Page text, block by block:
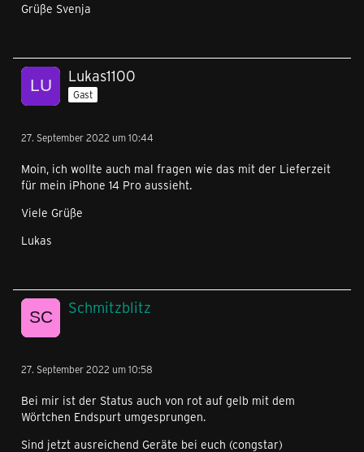
Grüße Svenja
Lukas1100
Gast
27. September 2022 um 10:44
Moin, ich wollte auch mal fragen wie das mit der Lieferzeit
für mein iPhone 14 Pro aussieht.
Viele Grüße
Lukas
Schmitzblitz
27. September 2022 um 10:58
Bei mir ist der Status auch von rot auf gelb mit dem
Wörtchen Endspurt umgesprungen.
Sind jetzt ausreichend Geräte bei euch (congstar)